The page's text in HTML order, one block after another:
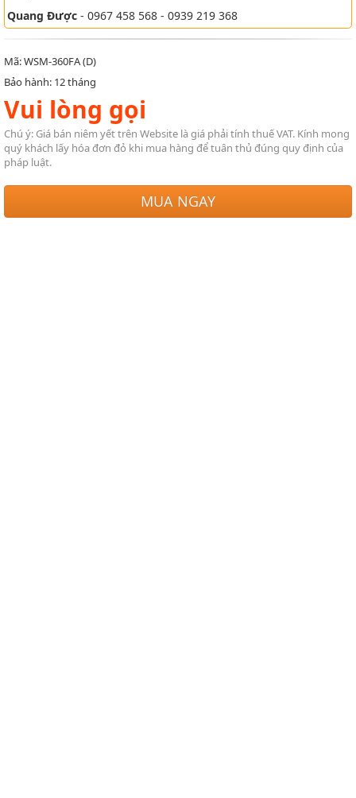
Quang Được - 0967 458 568 - 0939 219 368
Mã: WSM-360FA (D)
Bảo hành: 12 tháng
Vui lòng gọi
Chú ý: Giá bán niêm yết trên Website là giá phải tính thuế VAT. Kính mong
quý khách lấy hóa đơn đỏ khi mua hàng để tuân thủ đúng quy định của
pháp luật.
MUA NGAY